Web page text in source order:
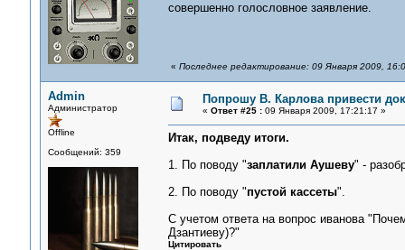
совершенно голословное заявление.
« Последнее редактирование: 09 Января 2009,
Admin
Администратор
Offline
Сообщений: 359
Попрошу В. Карлова привести
« Ответ #25 :09 Января 2009, 17:21:17 »
Итак, подведу итоги.
1. По поводу "заплатили Аушеву" -
2. По поводу "пустой кассеты".
С учетом ответа на вопрос иванова
Дзантиеву)?"
Цитировать